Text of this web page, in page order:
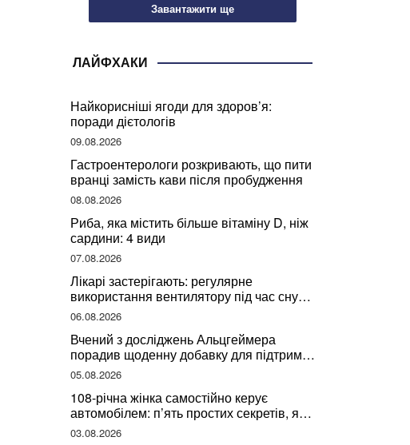
Завантажити ще
ЛАЙФХАКИ
Найкорисніші ягоди для здоров’я:
поради дієтологів
09.08.2026
Гастроентерологи розкривають, що пити
вранці замість кави після пробудження
08.08.2026
Риба, яка містить більше вітаміну D, ніж
сардини: 4 види
07.08.2026
Лікарі застерігають: регулярне
використання вентилятору під час сну
може негативно вплинути на ваше
здоров’я
06.08.2026
Вчений з досліджень Альцгеймера
порадив щоденну добавку для підтримки
мозкової діяльності
05.08.2026
108-річна жінка самостійно керує
автомобілем: п’ять простих секретів, які
допомогли їй дожити до століття
03.08.2026